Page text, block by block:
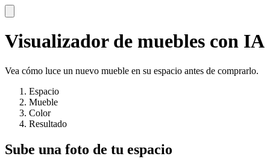
Visualizador de muebles con IA
Vea cómo luce un nuevo mueble en su espacio antes de comprarlo.
Espacio
Mueble
Color
Resultado
Sube una foto de tu espacio